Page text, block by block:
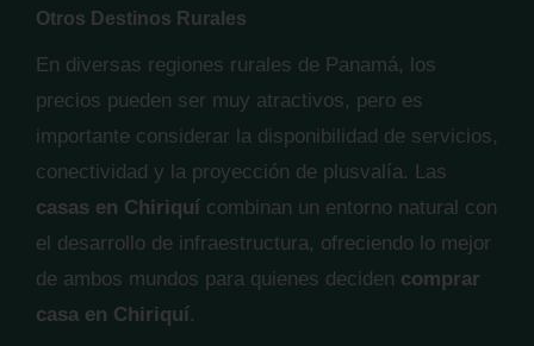
Otros Destinos Rurales
En diversas regiones rurales de Panamá, los
precios pueden ser muy atractivos, pero es
importante considerar la disponibilidad de servicios,
conectividad y la proyección de plusvalía. Las
casas en Chiriquí combinan un entorno natural con
el desarrollo de infraestructura, ofreciendo lo mejor
de ambos mundos para quienes deciden comprar
casa en Chiriquí.